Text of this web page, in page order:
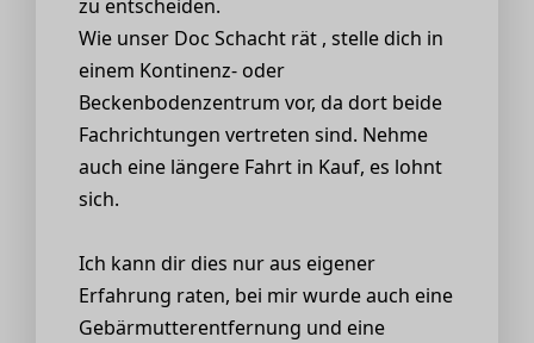
zu entscheiden.
Wie unser Doc Schacht rät , stelle dich in
einem Kontinenz- oder
Beckenbodenzentrum vor, da dort beide
Fachrichtungen vertreten sind. Nehme
auch eine längere Fahrt in Kauf, es lohnt
sich.
Ich kann dir dies nur aus eigener
Erfahrung raten, bei mir wurde auch eine
Gebärmutterentfernung und eine